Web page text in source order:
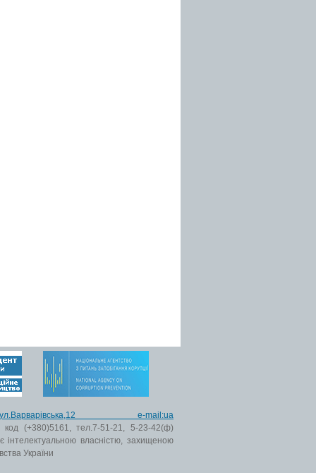
e-mail:ua
код (+380)5161, тел.7-51-21, 5-23-42(ф)
інтелектуальною власністю, захищеною
України